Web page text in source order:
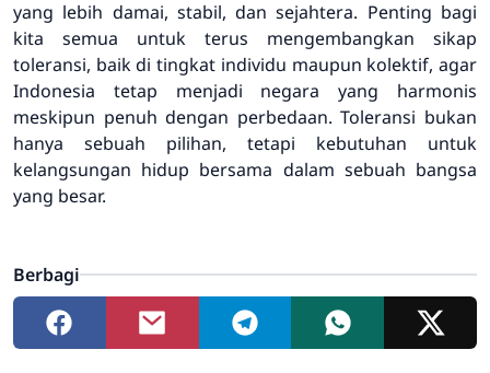
yang lebih damai, stabil, dan sejahtera. Penting bagi
kita semua untuk terus mengembangkan sikap
toleransi, baik di tingkat individu maupun kolektif, agar
Indonesia tetap menjadi negara yang harmonis
meskipun penuh dengan perbedaan. Toleransi bukan
hanya sebuah pilihan, tetapi kebutuhan untuk
kelangsungan hidup bersama dalam sebuah bangsa
yang besar.
Berbagi